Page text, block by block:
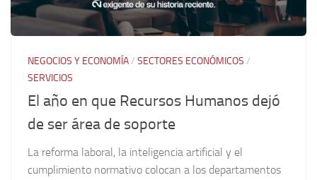
NEGOCIOS Y ECONOMÍA/ SECTORES ECONÓMICOS /
SERVICIOS
El año en que Recursos Humanos dejó
de ser área de soporte
La reforma laboral, la inteligencia artificial y el
cumplimiento normativo colocan a los departamentos